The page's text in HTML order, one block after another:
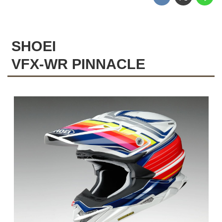
SHOEI
VFX-WR PINNACLE